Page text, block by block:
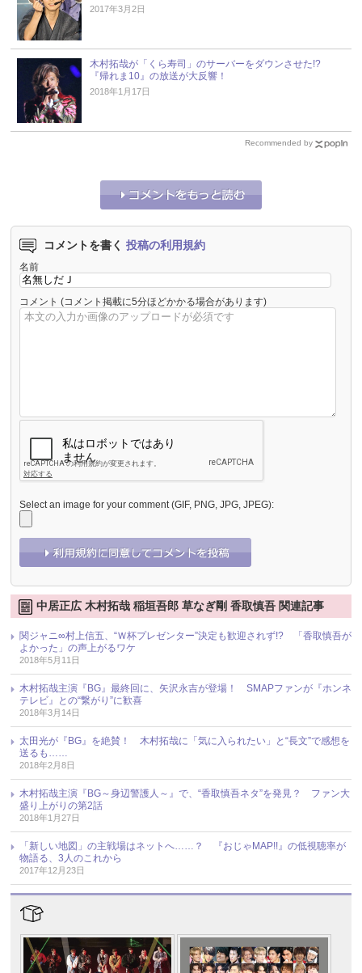
2017年3月2日
木村拓哉が「くら寿司」のサーバーをダウンさせた!?
『帰れま10』の放送が大反響！
2018年1月17日
Recommended by
コメントを書く 投稿の利用規約
名前
コメント (コメント掲載に5分ほどかかる場合があります)
Select an image for your comment (GIF, PNG, JPG, JPEG):
中居正広 木村拓哉 稲垣吾郎 草なぎ剛 香取慎吾 関連記事
関ジャニ∞村上信五、“Ｗ杯プレゼンター”決定も歓迎されず!? 「香取慎吾が
よかった」の声上がるワケ
2018年5月11日
木村拓哉主演『BG』最終回に、矢沢永吉が登場！ SMAPファンが『ホンネ
テレビ』との“繋がり”に歓喜
2018年3月14日
太田光が『BG』を絶賛！ 木村拓哉に「気に入られたい」と“長文”で感想を
送るも……
2018年2月8日
木村拓哉主演『BG～身辺警護人～』で、“香取慎吾ネタ”を発見？ ファン大
盛り上がりの第2話
2018年1月27日
「新しい地図」の主戦場はネットへ……？ 『おじゃMAP!!』の低視聴率が
物語る、3人のこれから
2017年12月23日